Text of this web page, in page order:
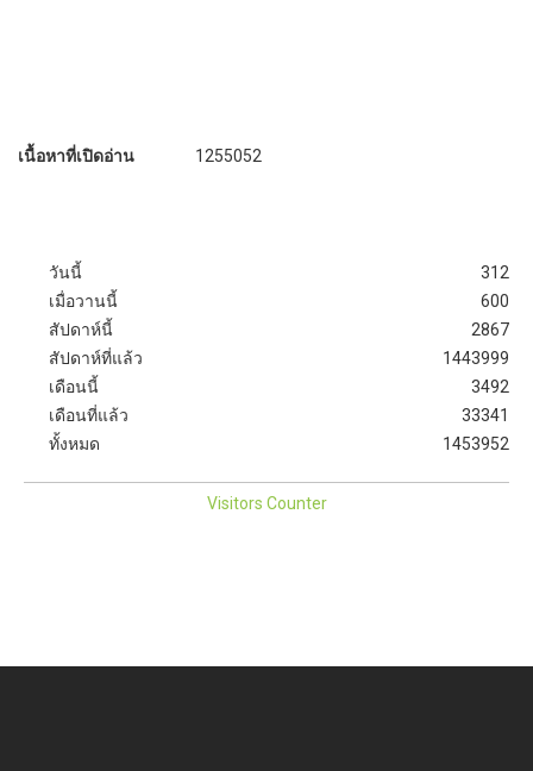
เนื้อหาที่เปิดอ่าน 1255052
วันนี้
เมื่อวานนี้
สัปดาห์นี้
สัปดาห์ที่แล้ว
เดือนนี้
เดือนที่แล้ว
ทั้งหมด
312
600
2867
1443999
3492
33341
1453952
Visitors Counter